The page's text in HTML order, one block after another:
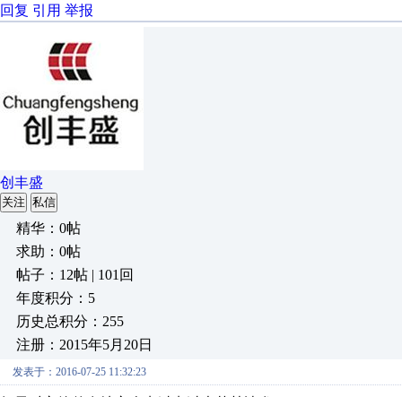
回复 引用 举报
创丰盛
关注 私信
精华：0帖
求助：0帖
帖子：12帖 | 101回
年度积分：5
历史总积分：255
注册：2015年5月20日
发表于：2016-07-25 11:32:23